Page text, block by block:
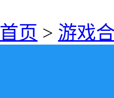
首页 > 游戏